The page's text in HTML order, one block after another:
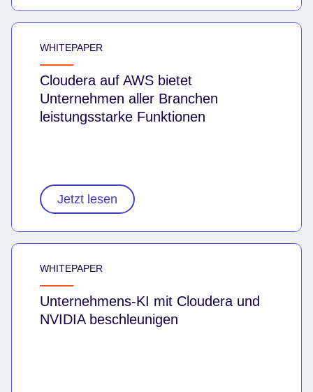
WHITEPAPER
Cloudera auf AWS bietet
Unternehmen aller Branchen
leistungsstarke Funktionen
Jetzt lesen
WHITEPAPER
Unternehmens-KI mit Cloudera und
NVIDIA beschleunigen